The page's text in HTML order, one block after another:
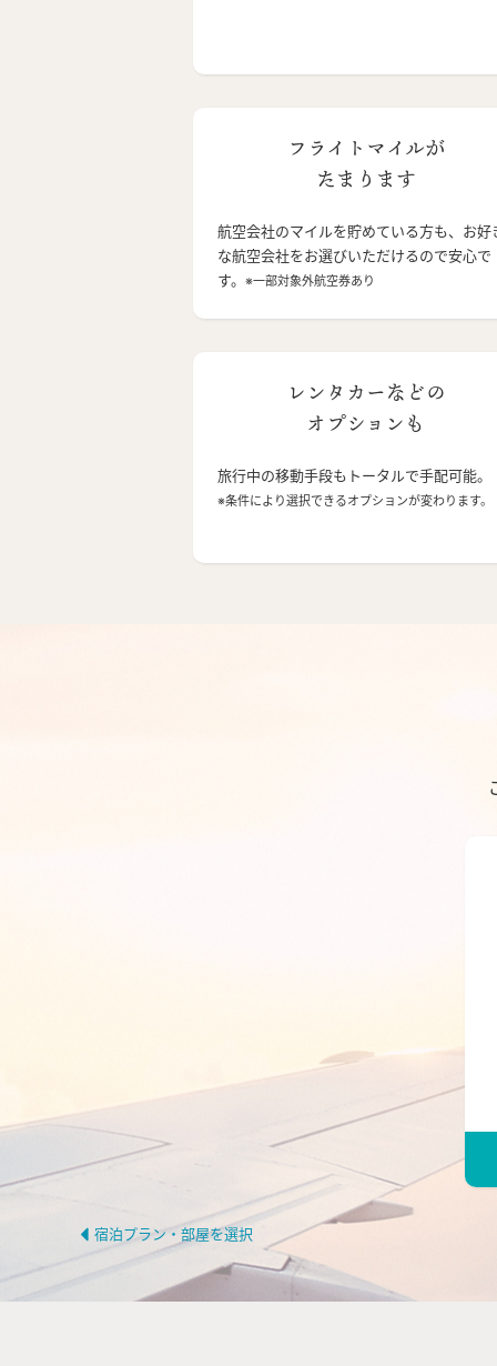
フライトマイルが
たまります
航空会社のマイルを貯めている方も、お好
な航空会社をお選びいただけるので安心で
す。 ※一部対象外航空券あり
レンタカーなどの
オプションも
旅行中の移動手段もトータルで手配可能。
※条件により選択できるオプションが変わります。
宿泊プラン・部屋を選択